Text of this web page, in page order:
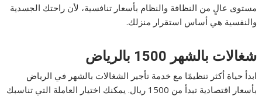
مستوى عالٍ من النظافة والنظام بأسعار تنافسية، لأن راحتك الجسدية
والنفسية هي أساس استقرار منزلك.
شغالات بالشهر 1500 بالرياض
ابدأ حياة أكثر تنظيمًا مع خدمة تأجير الشغالات بالشهر في الرياض
بأسعار اقتصادية تبدأ من 1500 ريال. يمكنك اختيار العاملة التي تناسبك